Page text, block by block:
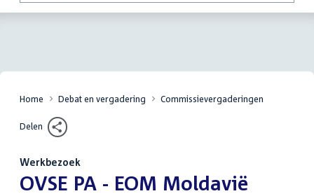
Home Debat en vergadering Commissievergaderingen
Delen
Werkbezoek
:OVSE PA - EOM Moldavië